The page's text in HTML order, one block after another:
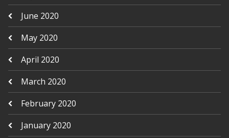
June 2020
May 2020
April 2020
March 2020
February 2020
January 2020